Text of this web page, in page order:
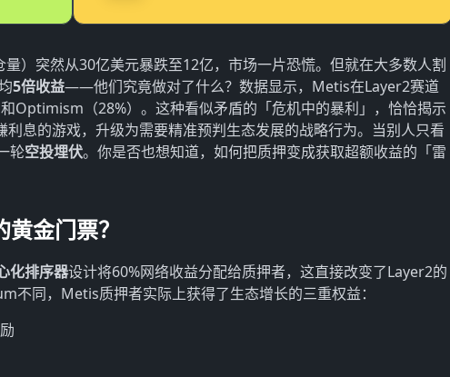
）突然从30亿美元暴跌至12亿，市场一片恐慌。但就在大多数人割
5倍收益——他们究竟做对了什么？数据显示，Metis在Layer2赛道
Optimism（28%）。这种看似矛盾的「危机中的暴利」，恰恰揭示
利息的游戏，升级为需要精准预判生态发展的战略行为。当别人只看
轮空投埋伏。你是否也想知道，如何把质押变成获取超额收益的「雷
金门票？
化排序器设计将60%网络收益分配给质押者，这直接改变了Layer2的
同，Metis质押者实际上获得了生态增长的三重权益：